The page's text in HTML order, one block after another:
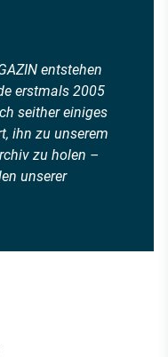
entstehen
erstmals 2005
seither einiges
ihn zu unserem
zu holen –
unserer